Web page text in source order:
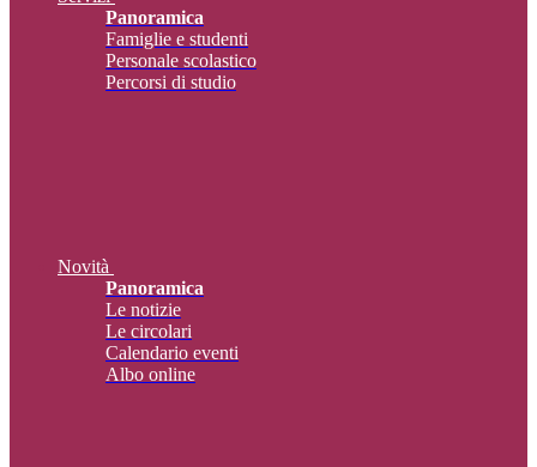
Panoramica
Famiglie e studenti
Personale scolastico
Percorsi di studio
Novità
Panoramica
Le notizie
Le circolari
Calendario eventi
Albo online